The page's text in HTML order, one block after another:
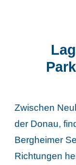
Zwischen
der Donau,
Bergheimer
Richtungen